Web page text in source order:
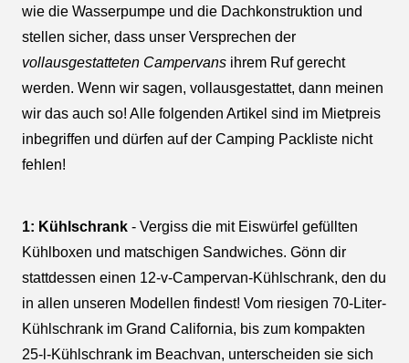
wie die Wasserpumpe und die Dachkonstruktion und
stellen sicher, dass unser Versprechen der
vollausgestatteten Campervans ihrem Ruf gerecht
werden. Wenn wir sagen, vollausgestattet, dann meinen
wir das auch so! Alle folgenden Artikel sind im Mietpreis
inbegriffen und dürfen auf der Camping Packliste nicht
fehlen!
1: Kühlschrank - Vergiss die mit Eiswürfel gefüllten
Kühlboxen und matschigen Sandwiches. Gönn dir
stattdessen einen 12-v-Campervan-Kühlschrank, den du
in allen unseren Modellen findest! Vom riesigen 70-Liter-
Kühlschrank im Grand California, bis zum kompakten
25-l-Kühlschrank im Beachvan, unterscheiden sie sich